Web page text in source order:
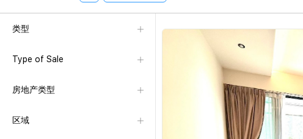
类型
Type of Sale
房地产类型
区域